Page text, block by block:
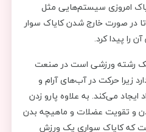
امروزی سیستم‌هایی مثل
در صورت خارج شدن کایاک سوار
را پیدا کرد.
یک رشته ورزشی است در صنعت
زیرا حرکت در آب‌های آرام و
ایجاد می‌کند. به علاوه پارو زدن
و تقویت عضلات و ماهیچه بدن
که کایاک سواری یک ورزش